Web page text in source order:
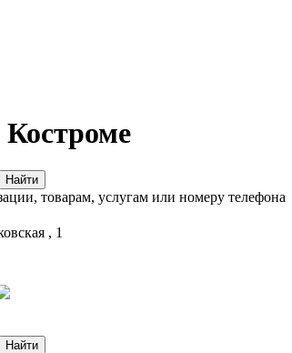
Костроме
товарам, услугам или номеру телефона
, 1